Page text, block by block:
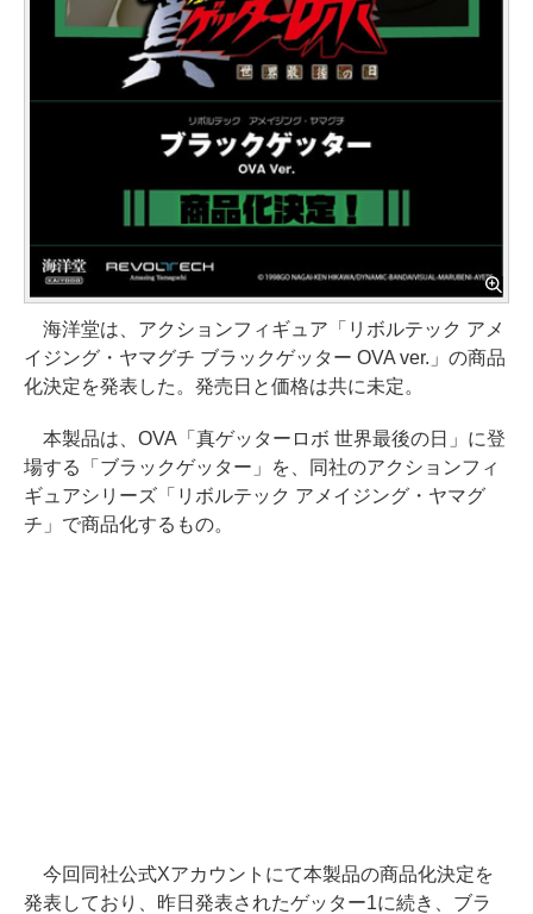
海洋堂は、アクションフィギュア「リボルテック アメ
イジング・ヤマグチ ブラックゲッター OVA ver.」の商品
化決定を発表した。発売日と価格は共に未定。
本製品は、OVA「真ゲッターロボ 世界最後の日」に登
場する「ブラックゲッター」を、同社のアクションフィ
ギュアシリーズ「リボルテック アメイジング・ヤマグ
チ」で商品化するもの。
今回同社公式Xアカウントにて本製品の商品化決定を
発表しており、昨日発表されたゲッター1に続き、ブラ